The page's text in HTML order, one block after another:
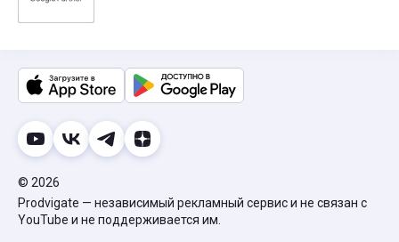
© 2026
Prodvigate — независимый рекламный сервис и не связан с
YouTube и не поддерживается им.